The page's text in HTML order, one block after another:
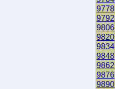
9778
9792
9806
9820
9834
9848
9862
9876
9890